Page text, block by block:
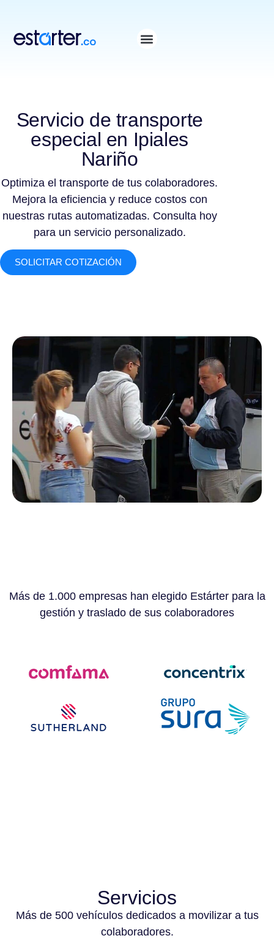
Servicio de transporte
especial en Ipiales
Nariño
Optimiza el transporte de tus colaboradores.
Mejora la eficiencia y reduce costos con
nuestras rutas automatizadas. Consulta hoy
para un servicio personalizado.
SOLICITAR COTIZACIÓN
Más de 1.000 empresas han elegido Estárter para la
gestión y traslado de sus colaboradores
Servicios
Más de 500 vehículos dedicados a movilizar a tus
colaboradores.